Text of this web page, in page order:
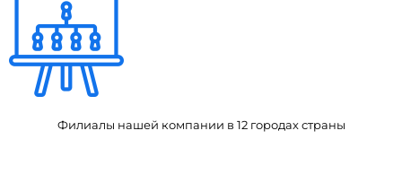
Филиалы нашей компании в 12 городах страны